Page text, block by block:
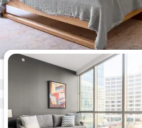
Schlafzimmer-
Woche.